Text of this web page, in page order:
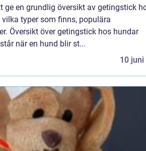
ge en grundlig översikt av getingstick
typer som finns, populära
Översikt över getingstick hos hundar
när en hund blir st...
10 juni